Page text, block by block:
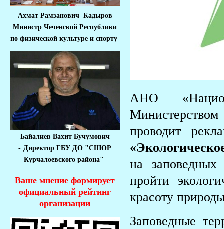
Ахмат Рамзанович Кадыров
Министр Чеченской Республики
по физической культуре и спорту
Байалиев Вахит Бучумович
- Директор ГБУ ДО "СШОР
Курчалоевского района"
Ваше мнение формирует
официальный рейтинг
организации
АНО
проводит
на заповедных
пройти
красоту
Заповедные